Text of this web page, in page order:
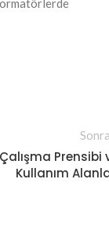
Prensibi
Kullanım